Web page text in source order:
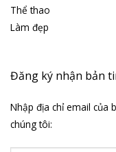
Thể thao
Làm đẹp
Đăng ký nhận bản
Nhập địa chỉ email của
chúng tôi: